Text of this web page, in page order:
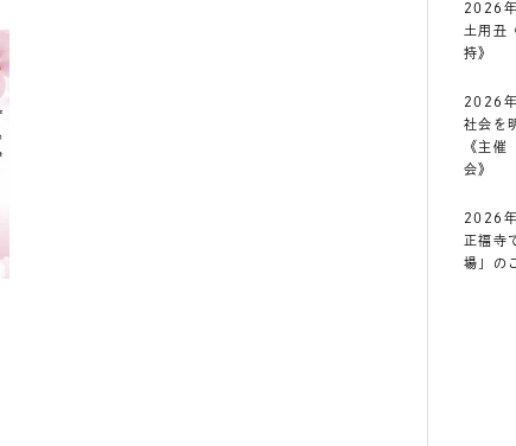
2026
土用丑
持》
2026
社会を
《主
会》
2026
正福寺
場」の